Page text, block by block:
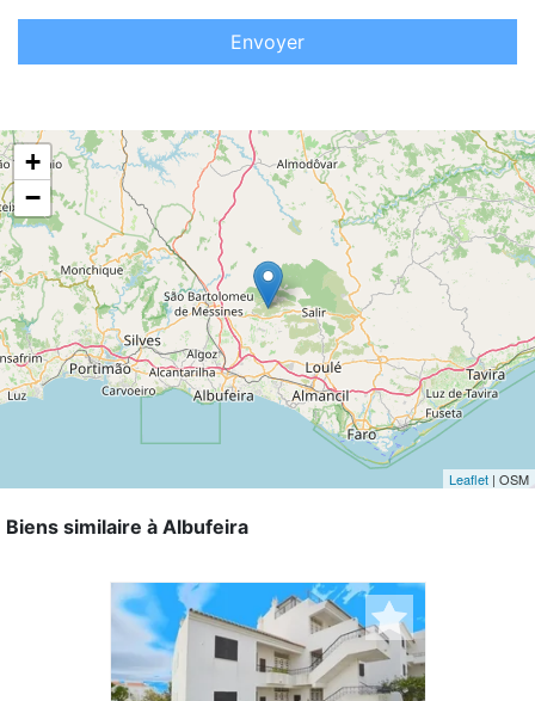
Envoyer
+
−
Leaflet | OSM
Biens similaire à Albufeira